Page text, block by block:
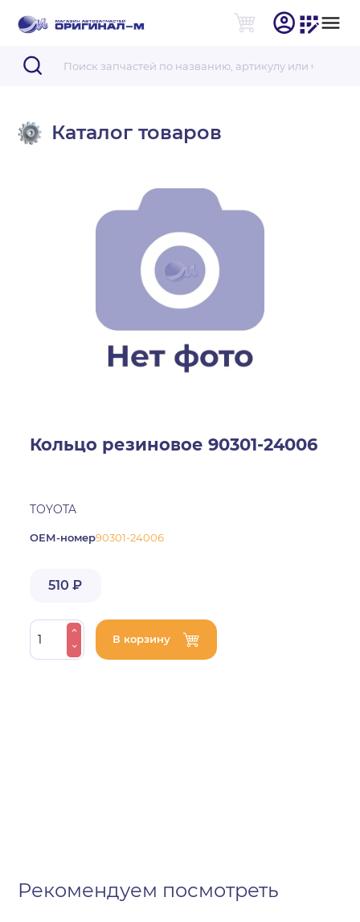
Каталог товаров
Кольцо резиновое 90301-24006
TOYOTA
ОЕМ-номер90301-24006
510 ₽
В корзину
Рекомендуем посмотреть